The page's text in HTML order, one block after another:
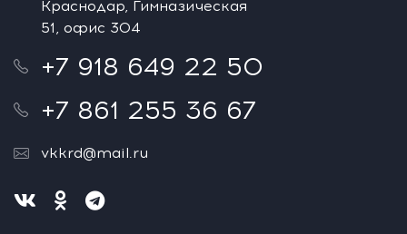
Краснодар, Гимназическая
51, офис 304
+7 918 649 22 50
+7 861 255 36 67
vkkrd@mail.ru